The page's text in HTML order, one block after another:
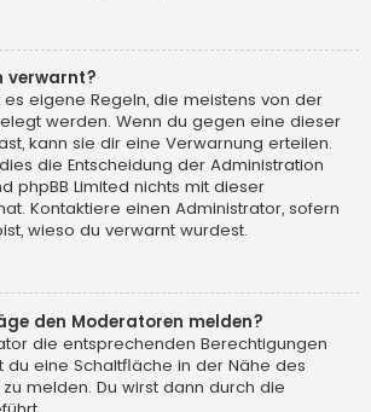
verwarnt?
eigene Regeln, die meistens von der
werden. Wenn du gegen eine dieser
kann sie dir eine Verwarnung erteilen.
die Entscheidung der Administration
phpBB Limited nichts mit dieser
Kontaktiere einen Administrator, sofern
wieso du verwarnt wurdest.
den Moderatoren melden?
die entsprechenden Berechtigungen
du eine Schaltfläche in der Nähe des
melden. Du wirst dann durch die